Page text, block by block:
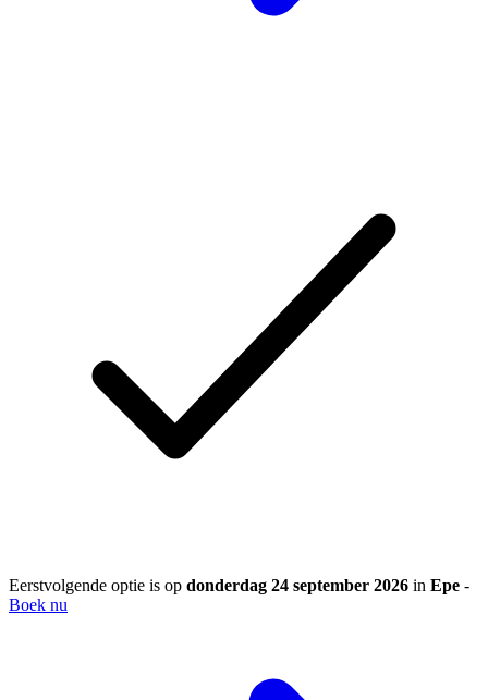
Eerstvolgende optie is op donderdag 24 september 2026 in Epe -
Boek nu